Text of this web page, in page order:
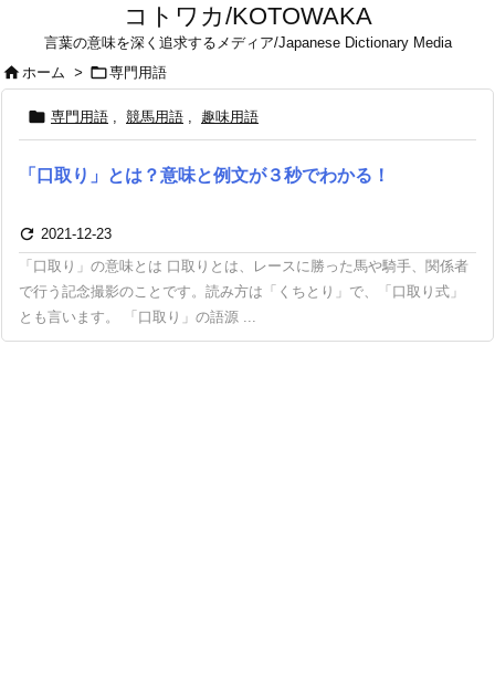
コトワカ/KOTOWAKA
言葉の意味を深く追求するメディア/Japanese Dictionary Media
ホーム > 専門用語
 専門用語 , 競馬用語 , 趣味用語
「口取り」とは？意味と例文が３秒でわかる！
 2021-12-23
「口取り」の意味とは 口取りとは、レースに勝った馬や騎手、関係者
で行う記念撮影のことです。読み方は「くちとり」で、「口取り式」
とも言います。 「口取り」の語源 ...